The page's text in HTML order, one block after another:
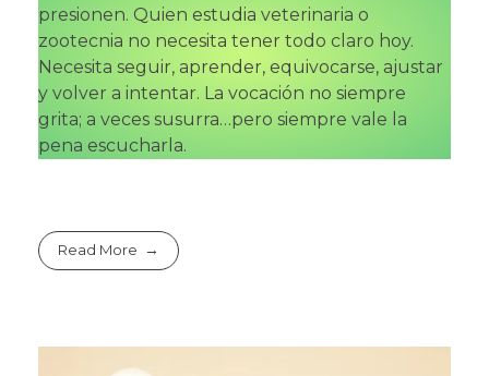
presionen. Quien estudia veterinaria o
zootecnia no necesita tener todo claro hoy.
Necesita seguir, aprender, equivocarse, ajustar
y volver a intentar. La vocación no siempre
grita; a veces susurra…pero siempre vale la
pena escucharla.
Read More